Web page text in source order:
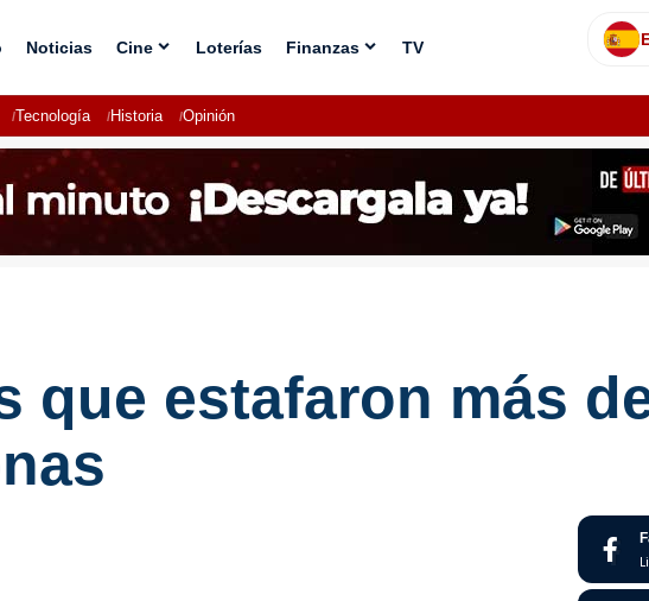
Noticias Cine Loterías Finanzas TV
Tecnología Historia Opinión
estafaron más